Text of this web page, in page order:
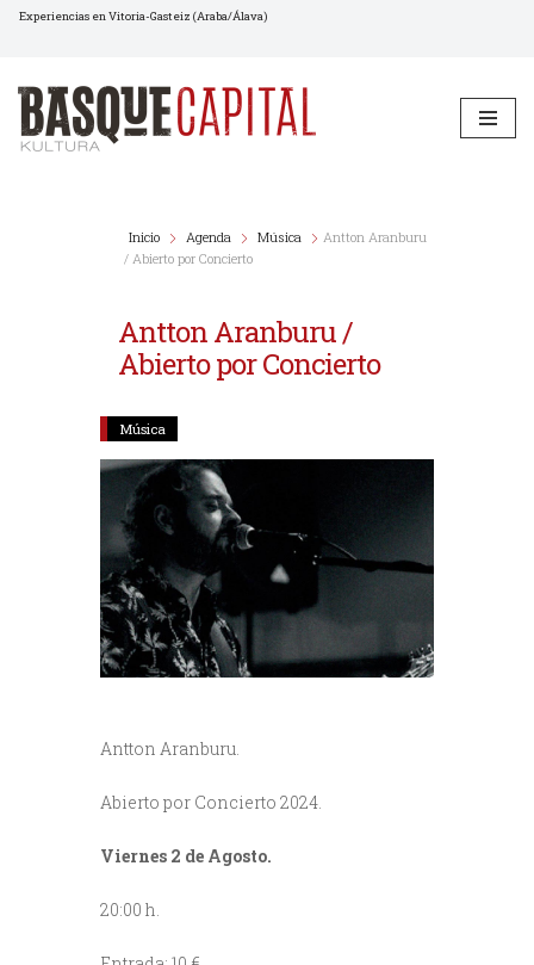
al
contenido
Experiencias en Vitoria-Gasteiz (Araba/Álava)
Inicio Agenda Música
Antton Aranburu
/ Abierto por Concierto
Antton Aranburu /
Abierto por Concierto
Música
Antton Aranburu.
Abierto por Concierto 2024.
Viernes 2 de Agosto.
20:00 h.